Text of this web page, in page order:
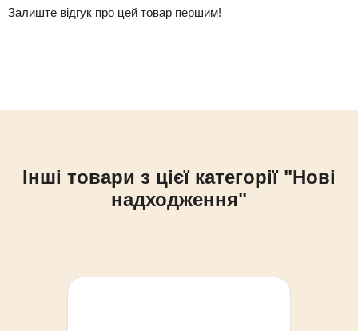
Залиште відгук про цей товар першим!
Інші товари з цієї категорії "Нові
надходження"